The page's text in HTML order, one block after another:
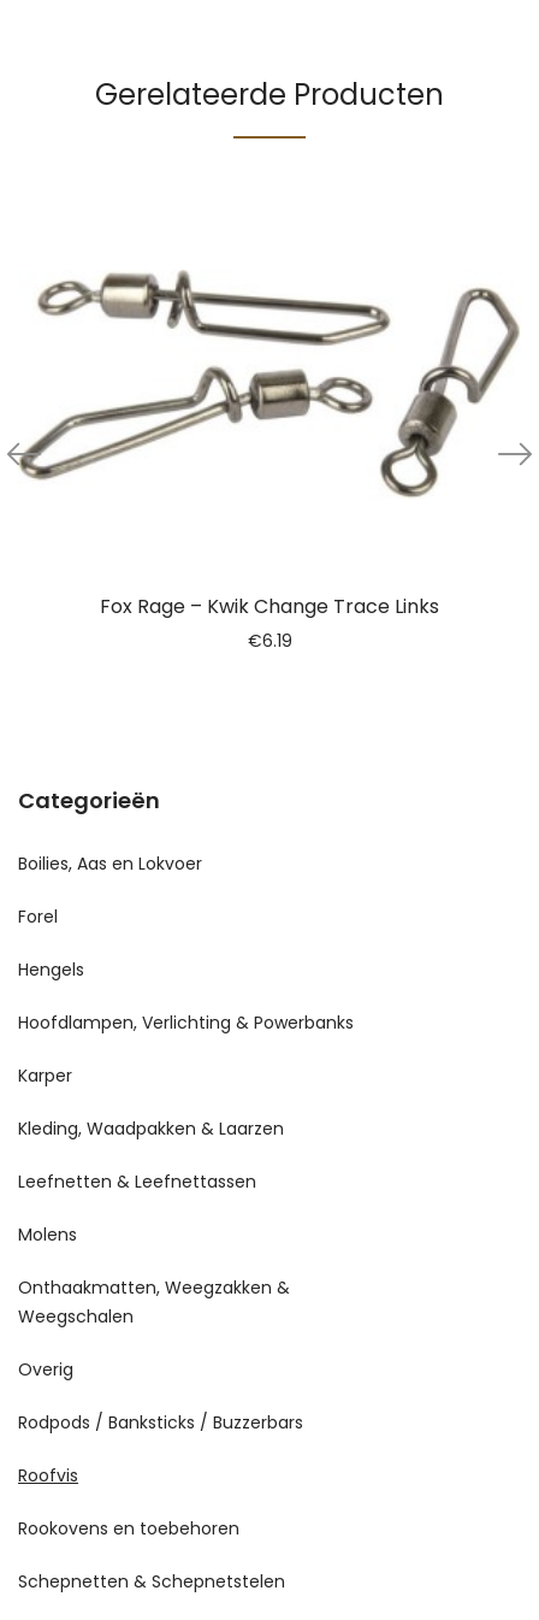
Gerelateerde Producten
Fox Rage – Kwik Change Trace Links
€6.19
Categorieën
Boilies, Aas en Lokvoer
Forel
Hengels
Hoofdlampen, Verlichting & Powerbanks
Karper
Kleding, Waadpakken & Laarzen
Leefnetten & Leefnettassen
Molens
Onthaakmatten, Weegzakken &
Weegschalen
Overig
Rodpods / Banksticks / Buzzerbars
Roofvis
Rookovens en toebehoren
Schepnetten & Schepnetstelen